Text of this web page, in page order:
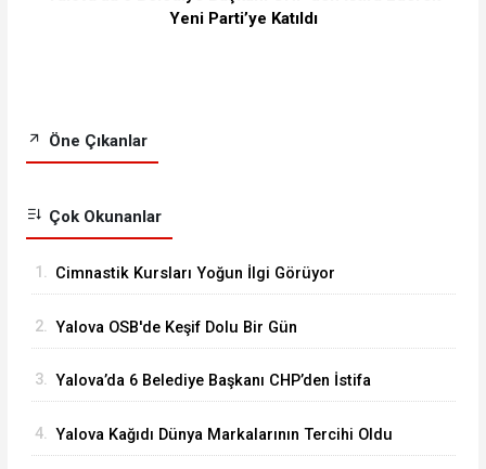
Yeni Parti’ye Katıldı
Öne Çıkanlar
Çok Okunanlar
1. Cimnastik Kursları Yoğun İlgi Görüyor
2. Yalova OSB'de Keşif Dolu Bir Gün
3. Yalova’da 6 Belediye Başkanı CHP’den İstifa
4. Yalova Kağıdı Dünya Markalarının Tercihi Oldu